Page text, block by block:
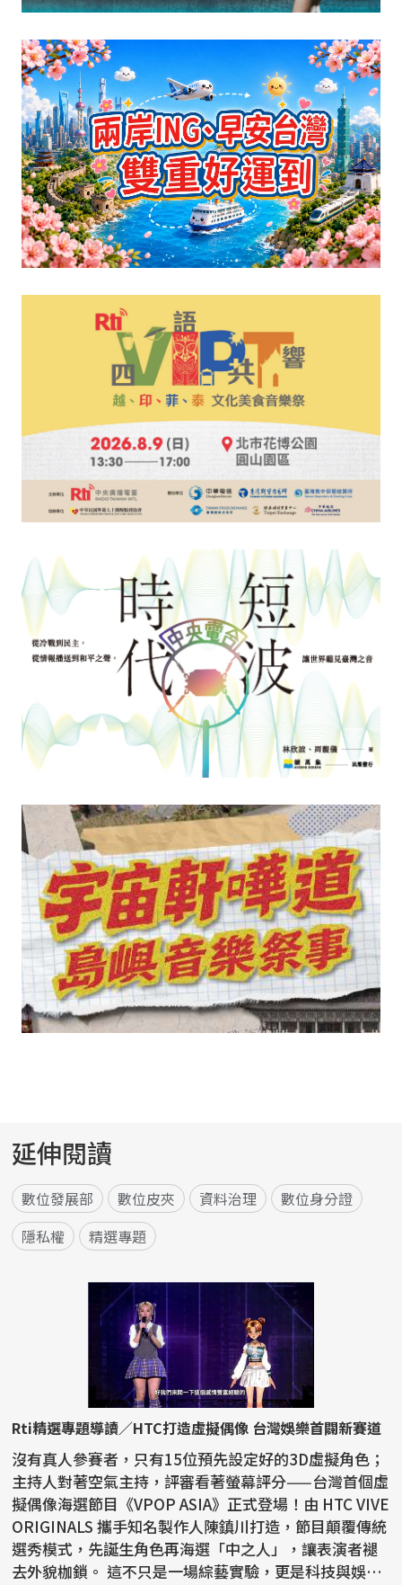
延伸閱讀
數位發展部 數位皮夾 資料治理
數位身分證
隱私權
精選專題
Rti精選專題導讀／HTC打造虛擬偶像 台灣娛樂首闢新賽道
沒有真人參賽者，只有15位預先設定好的3D虛擬角色；
主持人對著空氣主持，評審看著螢幕評分——台灣首個虛
擬偶像海選節目《VPOP ASIA》正式登場！由 HTC VIVE
ORIGINALS 攜手知名製作人陳鎮川打造，節目顛覆傳統
選秀模式，先誕生角色再海選「中之人」，讓表演者褪
去外貌枷鎖。 這不只是一場綜藝實驗，更是科技與娛樂